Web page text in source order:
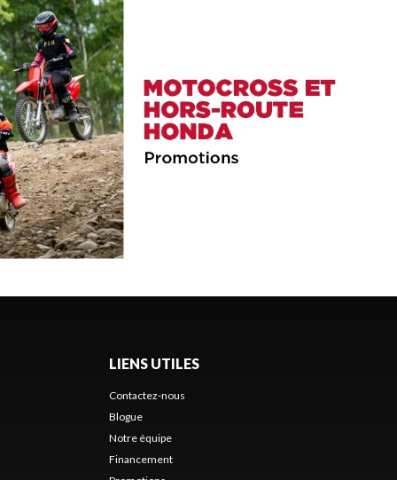
LIENS UTILES
Contactez-nous
Blogue
Notre équipe
Financement